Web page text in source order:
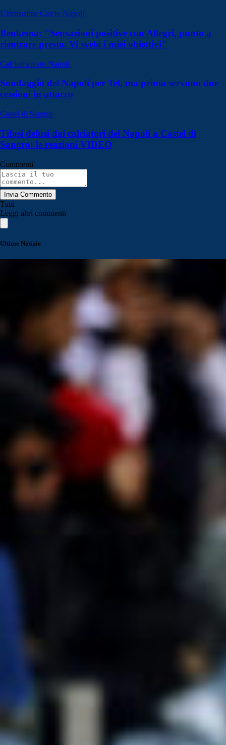
Ultimissime Calcio Napoli
Beukema: "Sensazioni positive con Allegri, punto a
rientrare presto. Vi svelo i miei obiettivi"
Calciomercato Napoli
Sondaggio del Napoli per Tel, ma prima servono due
cessioni in attacco
Castel di Sangro
Tifosi delusi dai calciatori del Napoli a Castel di
Sangro: le reazioni VIDEO
Commenti
Invia Commento
Tutti
Leggi altri commenti
Ultime Notizie